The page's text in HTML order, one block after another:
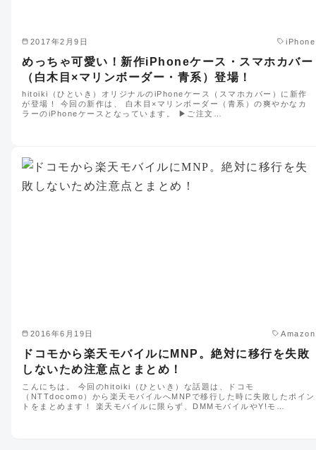
2017年2月9日 iPhone
めっちゃ可愛い！新作iPhoneケース・スマホカバー
（白木目×マリンボーダー・青系）登場！
hitoiki（ひといき）オリジナルのiPhoneケース（スマホカバー）に新作
が登場！ 今回の新作は、 白木目×マリンボーダー（青系）の爽やかなカ
ラーのiPhoneケースとなっています。 ▶︎ご注文…
2016年6月19日 Amazon
ドコモから楽天モバイルにMNP。絶対に移行を失敗
しないため注意点とまとめ！
こんにちは。 今回のhitoiki（ひといき）な話題は、ドコモ
（NTTdocomo）から楽天モバイルへMNPで移行した時に失敗したポイン
トをまとめます！ 楽天モバイルに限らず、DMMモバイルやY!モ…